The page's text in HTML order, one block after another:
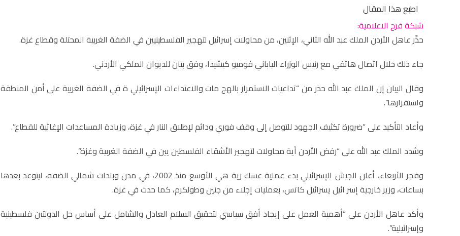
اطبع هذا المقال
شبكة فرح الاعلامية:
حذّر عاهل الأردن الملك عبد الله الثاني، الإثنين، من محاولات إسرائيل لتهجير الفلسطينيين في الضفة الغربية المحتلة وقطاع غزة.
جاء ذلك خلال اتصال هاتفي مع رئيس الوزراء الياباني فوميو كيشيدا، وفق بيان للديوان الملكي الأردني.
وقال البيان إن الملك عبد الله حذر من “تداعيات الاستمرار بالهج مات والاعتداءات الإسرائيلي ة في الضفة الغربية على أمن المنطقة
واستقرارها”.
وأعاد التأكيد على “ضرورة تكثيف الجهود للتوصل إلى وقف فوري ودائم لإطلاق النار في غزة، وزيادة المساعدات الإغاثية للقطاع”.
وشدد الملك عبد الله على “رفض الأردن أية محاولات لتهجير الأشقاء الفلسطين يين في الضفة الغربية وغزة”.
وفجر الأربعاء، أعلن الجيش الإسرائيلي بدء عملية عسك رية هي الأوسع منذ 2002، في مدن وبلدات شمالي الضفة، ليتوعد بعدها
بساعات، وزير خارجية إسر ائيل يسرائيل كاتس، بعمليات إجلاء من جنين وطولكرم، كما حدث في غزة.
وأكد عاهل الأردن على “أهمية العمل على إيجاد أفق سياسي لتحقيق السلام العادل والشامل على أساس حل الدولتين فلسطينية
وإسرائيلية”.